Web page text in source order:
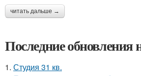
читать дальше →
Последние обновления
1. Студия 31 кв.